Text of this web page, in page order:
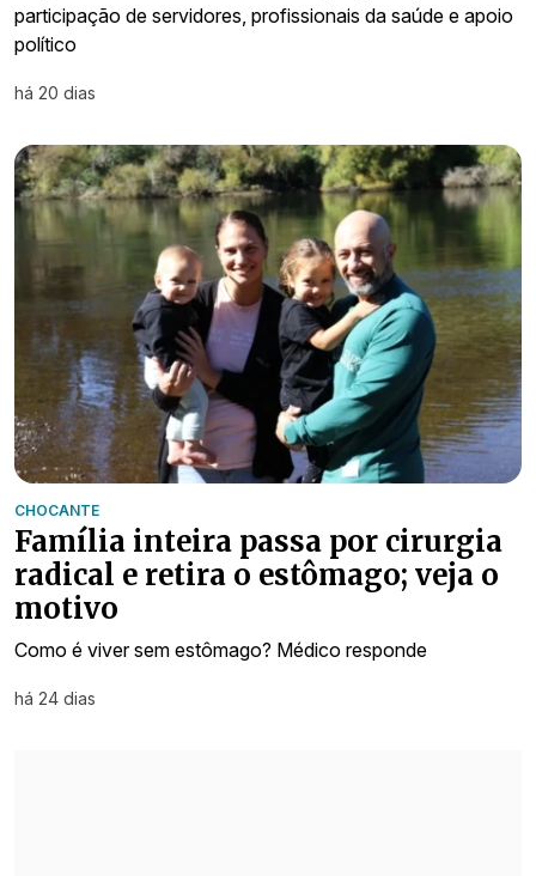
participação de servidores, profissionais da saúde e apoio
político
há 20 dias
CHOCANTE
Família inteira passa por cirurgia
radical e retira o estômago; veja o
motivo
Como é viver sem estômago? Médico responde
há 24 dias